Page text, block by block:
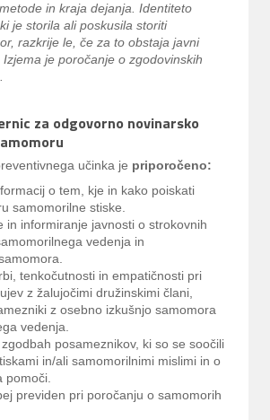
in kraja dejanja. Identiteto
je storila ali poskusila storiti
razkrije le, če za to obstaja javni
Izjema je poročanje o zgodovinskih
za odgovorno novinarsko
učinka je priporočeno:
o tem, kje in kako poiskati
samomorilne stiske.
in informiranje javnosti o strokovnih
vedenja in
tenkočutnosti in empatičnosti pri
z žalujočimi družinskimi člani,
z osebno izkušnjo samomora
vedenja.
posameznikov, ki so se soočili
in/ali samomorilnimi mislimi in o
pomoči.
previden pri poročanju o samomorih